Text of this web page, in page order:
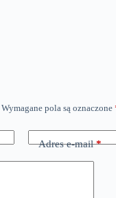
Wymagane pola są oznaczone
Adres e-mail*